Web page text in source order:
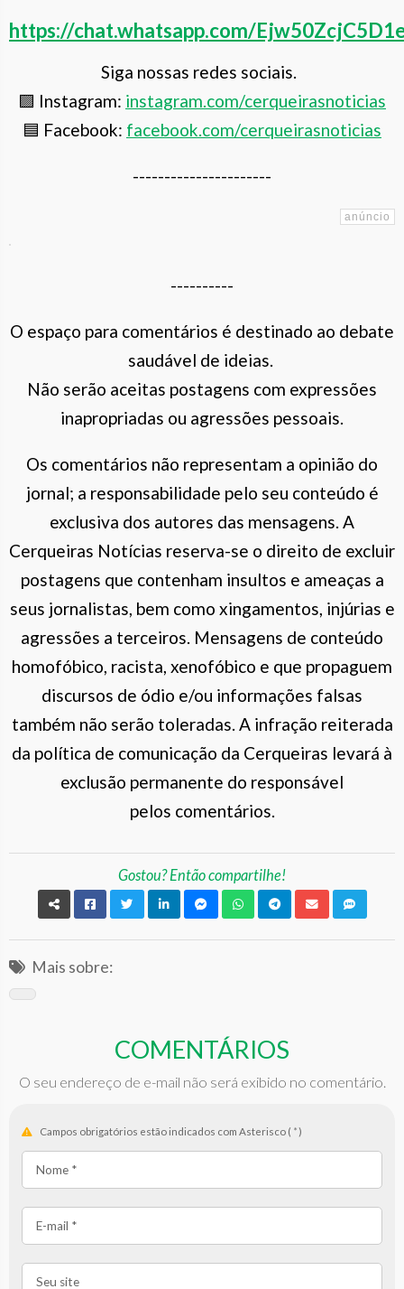
https://chat.whatsapp.com/
Siga nossas redes sociais.
🟪 Instagram: instagram.com/cerqueirasnoticias
🟦 Facebook: facebook.com/cerqueirasnoticias
----------------------
----------
O espaço para comentários é destinado ao debate
saudável de ideias.
Não serão aceitas postagens com expressões
inapropriadas ou agressões pessoais.
Os comentários não representam a opinião do
jornal; a responsabilidade pelo seu conteúdo é
exclusiva dos autores das mensagens. A
Cerqueiras Notícias reserva-se o direito de excluir
postagens que contenham insultos e ameaças a
seus jornalistas, bem como xingamentos, injúrias e
agressões a terceiros. Mensagens de conteúdo
homofóbico, racista, xenofóbico e que propaguem
discursos de ódio e/ou informações falsas
também não serão toleradas. A infração reiterada
da política de comunicação da Cerqueiras levará à
exclusão permanente do responsável
pelos comentários.
Gostou? Então compartilhe!
Mais sobre:
COMENTÁRIOS
O seu endereço de e-mail não será exibido no comentário.
Campos obrigatórios estão indicados com Asterisco ( *)